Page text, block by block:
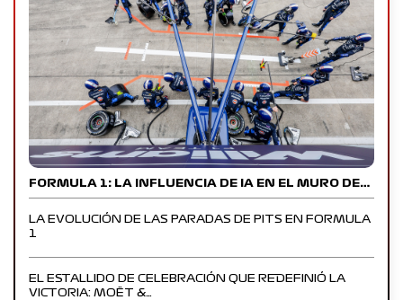
FORMULA 1: LA INFLUENCIA DE IA EN EL MURO DE…
LA EVOLUCIÓN DE LAS PARADAS DE PITS EN FORMULA
1
EL ESTALLIDO DE CELEBRACIÓN QUE REDEFINIÓ LA
VICTORIA: MOËT &…